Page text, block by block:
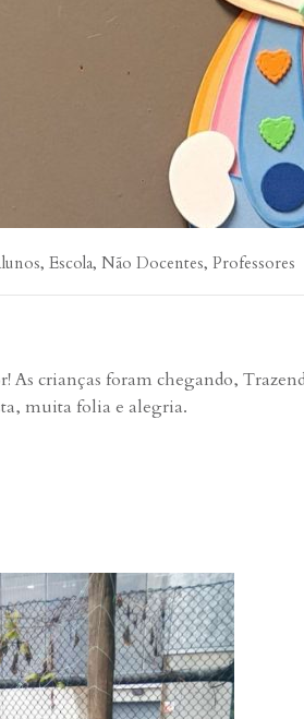
, Escola, Não Docentes, Professores
As crianças foram chegando,
muita folia e alegria.